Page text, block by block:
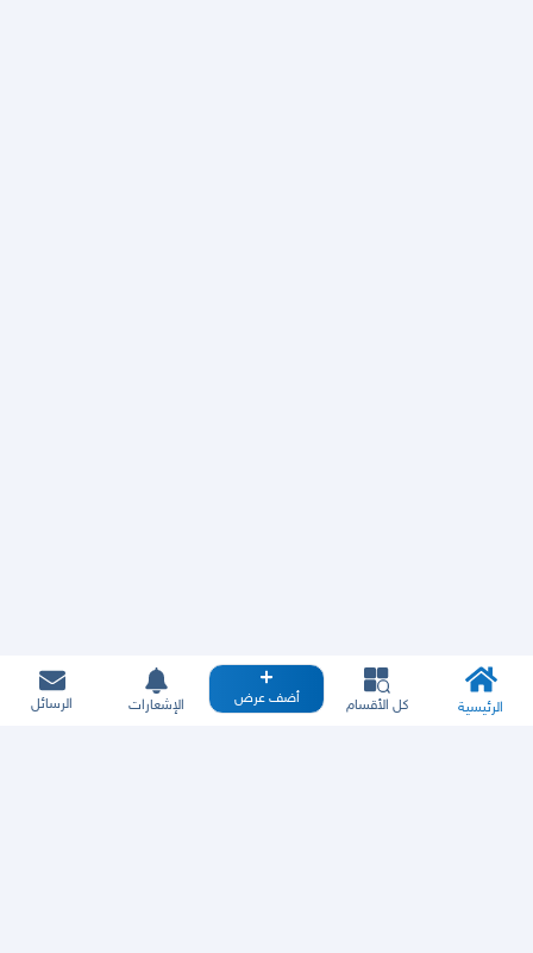
الرئيسية كل الأقسام أضف عرض الإشعارات الرسائل